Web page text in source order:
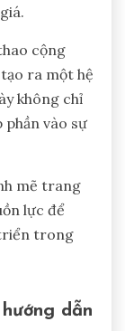
cộng
ra một hệ
không chỉ
phần vào sự
mẽ trang
lực để
trong
dẫn